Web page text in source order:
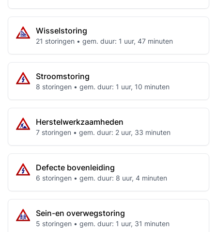
Wisselstoring
21 storingen • gem. duur: 1 uur, 47 minuten
Stroomstoring
8 storingen • gem. duur: 1 uur, 10 minuten
Herstelwerkzaamheden
7 storingen • gem. duur: 2 uur, 33 minuten
Defecte bovenleiding
6 storingen • gem. duur: 8 uur, 4 minuten
Sein-en overwegstoring
5 storingen • gem. duur: 1 uur, 31 minuten